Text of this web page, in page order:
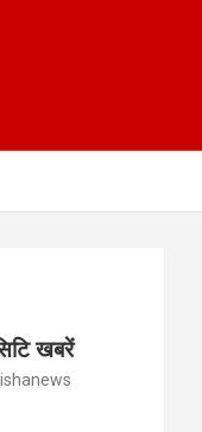
खबरें